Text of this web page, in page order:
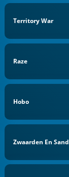
Territory War
Raze
Hobo
Zwaarden En